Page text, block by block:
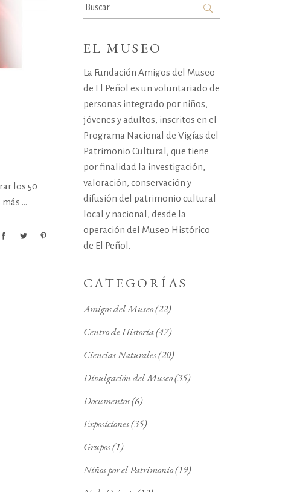
los 50
Search
for:
EL MUSEO
La Fundación Amigos del Museo
de El Peñol es un voluntariado de
personas integrado por niños,
jóvenes y adultos, inscritos en el
Programa Nacional de Vigías del
Patrimonio Cultural, que tiene
por finalidad la investigación,
valoración, conservación y
difusión del patrimonio cultural
local y nacional, desde la
operación del Museo Histórico
de El Peñol.
CATEGORÍAS
Amigos del Museo(22)
Centro de Historia(47)
Ciencias Naturales(20)
Divulgación del Museo(35)
Documentos(6)
Exposiciones(35)
Grupos(1)
Niños por el Patrimonio(19)